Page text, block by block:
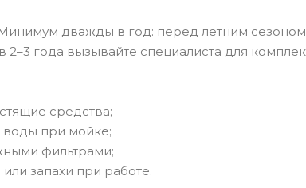
дважды в год: перед летним
2–3 года вызывайте специалиста для
средства;
при мойке;
фильтрами;
запахи при работе.